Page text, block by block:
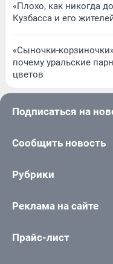
«Плохо, как никогда
Кузбасса и его
«Сыночки-
почему уральские
цветов
Подписаться на
Сообщить новость
Рубрики
Реклама на сайте
Прайс-лист